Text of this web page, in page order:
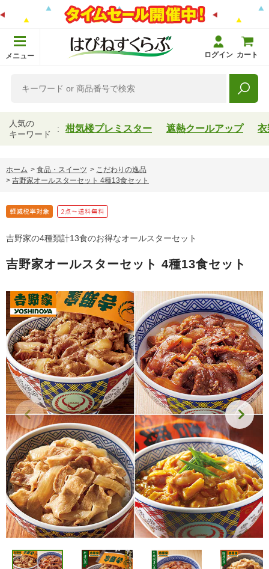
メニュー ログイン カート
人気の
キーワード
柑気楼プレミスター 遮熱クールアップ 衣
ホーム > 食品・スイーツ > こだわりの逸品
> 吉野家オールスターセット 4種13食セット
吉野家の4種類計13食のお得なオールスターセット
吉野家オールスターセット 4種13食セット